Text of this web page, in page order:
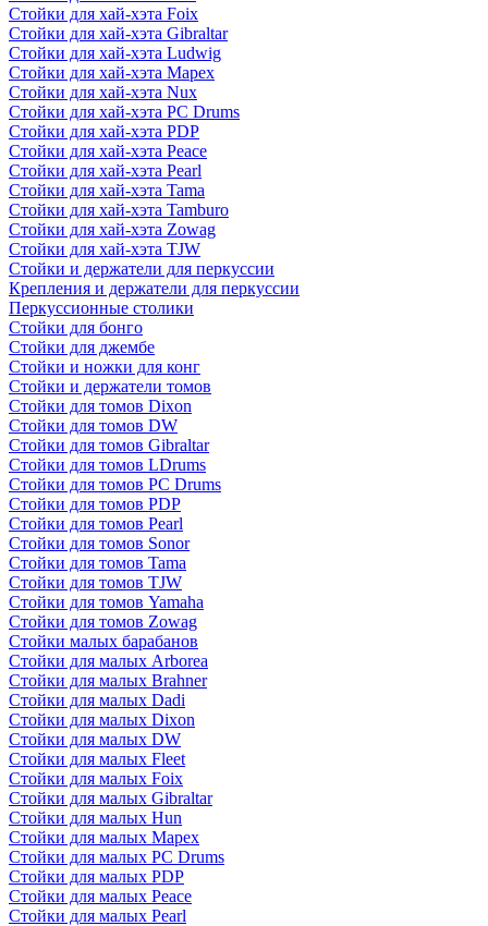
Стойки для хай-хэта Foix
Стойки для хай-хэта Gibraltar
Стойки для хай-хэта Ludwig
Стойки для хай-хэта Mapex
Стойки для хай-хэта Nux
Стойки для хай-хэта PC Drums
Стойки для хай-хэта PDP
Стойки для хай-хэта Peace
Стойки для хай-хэта Pearl
Стойки для хай-хэта Tama
Стойки для хай-хэта Tamburo
Стойки для хай-хэта Zowag
Стойки для хай-хэта TJW
Стойки и держатели для перкуссии
Крепления и держатели для перкуссии
Перкуссионные столики
Стойки для бонго
Стойки для джембе
Стойки и ножки для конг
Стойки и держатели томов
Стойки для томов Dixon
Стойки для томов DW
Стойки для томов Gibraltar
Стойки для томов LDrums
Стойки для томов PC Drums
Стойки для томов PDP
Стойки для томов Pearl
Стойки для томов Sonor
Стойки для томов Tama
Стойки для томов TJW
Стойки для томов Yamaha
Стойки для томов Zowag
Стойки малых барабанов
Стойки для малых Arborea
Стойки для малых Brahner
Стойки для малых Dadi
Стойки для малых Dixon
Стойки для малых DW
Стойки для малых Fleet
Стойки для малых Foix
Стойки для малых Gibraltar
Стойки для малых Hun
Стойки для малых Mapex
Стойки для малых PC Drums
Стойки для малых PDP
Стойки для малых Peace
Стойки для малых Pearl